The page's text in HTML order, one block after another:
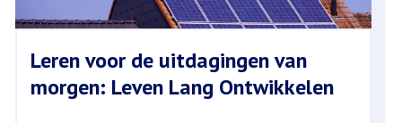
Leren voor de uitdagingen van
morgen: Leven Lang Ontwikkelen